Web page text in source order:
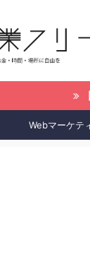
【2026年8
Webマーケテ